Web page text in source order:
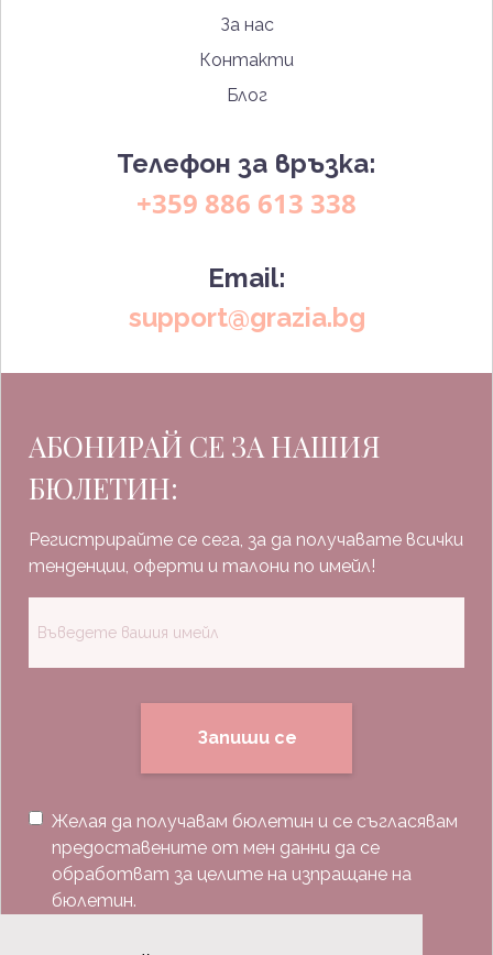
За нас
Контакти
Блог
Телефон за връзка:
+359 886 613 338
Email:
support@grazia.bg
АБОНИРАЙ СЕ ЗА НАШИЯ
БЮЛЕТИН:
Регистрирайте се сега, за да получавате всички
тенденции, оферти и талони по имейл!
Запиши се
Желая да получавам бюлетин и се съгласявам
предоставените от мен данни да се
обработват за целите на изпращане на
бюлетин.